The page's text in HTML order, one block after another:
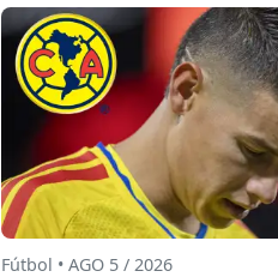
Fútbol • AGO 5 / 2026